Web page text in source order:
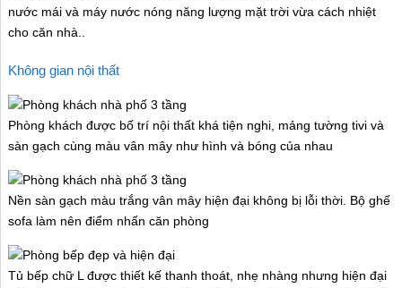
nước mái và máy nước nóng năng lượng mặt trời vừa cách nhiệt
cho căn nhà..
Không gian nội thất
Phòng khách được bố trí nội thất khá tiện nghi, mảng tường tivi và
sàn gạch cùng màu vân mây như hình và bóng của nhau
Nền sàn gạch màu trắng vân mây hiện đại không bị lỗi thời. Bộ ghế
sofa làm nên điểm nhấn căn phòng
Tủ bếp chữ L được thiết kế thanh thoát, nhẹ nhàng nhưng hiện đại